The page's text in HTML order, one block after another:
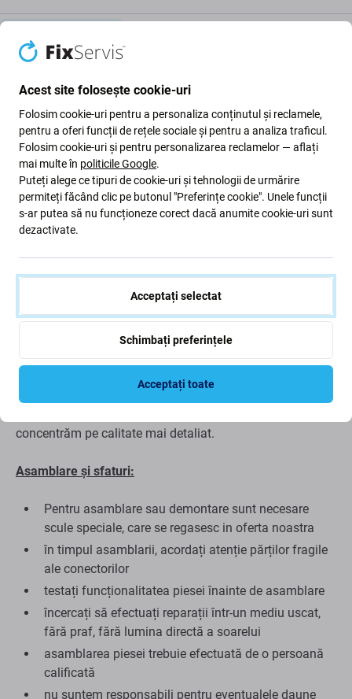
Sticla tactilă pentru Apple iPad (5th
Gen 2017)
Dacă dispozitivul dvs. Apple iPad (5th Gen 2017) are o
sticlă tactilăcrăpată sau altfel nefuncțională , aceasta
este piesa de care aveți
pentru ca dispozitivul să
funcționeze din nou.
Calitate: Aftermarket- Piesa de schimb vândută ca
Aftermarket este fabricată la aceleași standarde,
specificații și materiale ca și originalul. Aceasta este o
copie a originalului, iar piesa de schimb livrată ca
Aftermarket poate avea (în cazuri rare) variații minime în
funcționalitate, calitate sau aspect. Pentru a afla mai
concentrăm pe calitate mai detaliat.
Asamblare și sfaturi:
Pentru asamblare sau demontare sunt necesare
scule speciale, care se regasesc in oferta noastra
în timpul asamblarii, acordați atenție părților fragile
ale conectorilor
testați funcționalitatea piesei înainte de asamblare
încercați să efectuați reparații într-un mediu uscat,
fără praf, fără lumina directă a soarelui
asamblarea piesei trebuie efectuată de o persoană
calificată
nu suntem responsabili pentru eventualele daune
Acest site folosește cookie-uri
Folosim cookie-uri pentru a personaliza conținutul și reclamele,
pentru a oferi funcții de rețele sociale și pentru a analiza traficul.
Folosim cookie-uri și pentru personalizarea reclamelor — aflați
mai multe în politicile Google.
Puteți alege ce tipuri de cookie-uri și tehnologii de urmărire
permiteți făcând clic pe butonul "Preferințe cookie". Unele funcții
s-ar putea să nu funcționeze corect dacă anumite cookie-uri sunt
dezactivate.
Acceptați selectat
Schimbați preferințele
Acceptați toate